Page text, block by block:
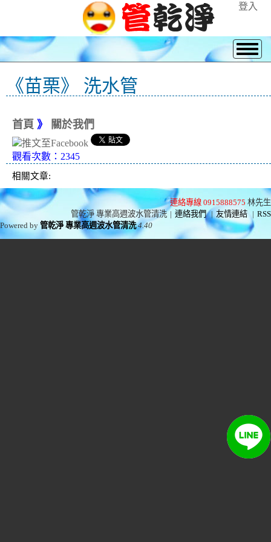
登入
《苗栗》 洗水管
首頁 》 關於我們
觀看次數：2345
相關文章:
連絡專線 0915888575 林先生
管乾淨 專業高週波水管清洗 | 連絡我們 | 友情連結 | RSS
Powered by管乾淨 專業高週波水管清洗 4.40